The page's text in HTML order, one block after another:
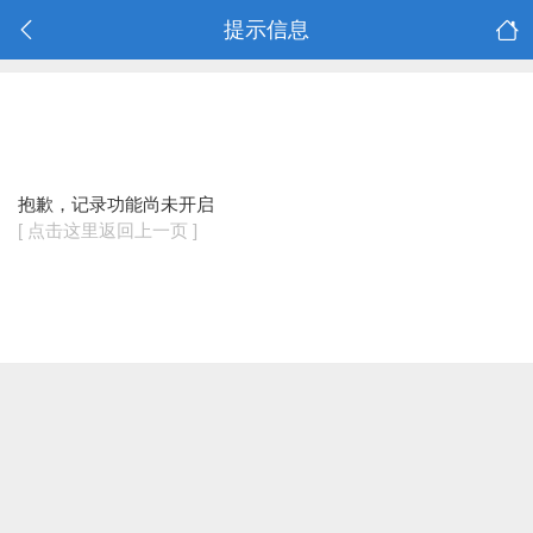
提示信息
抱歉，记录功能尚未开启
[ 点击这里返回上一页 ]